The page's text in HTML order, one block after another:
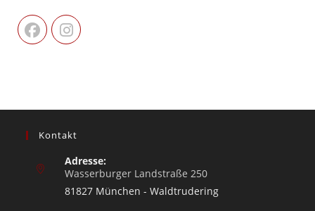
Kontakt
Adresse:
Wasserburger Landstraße 250
81827 München - Waldtrudering